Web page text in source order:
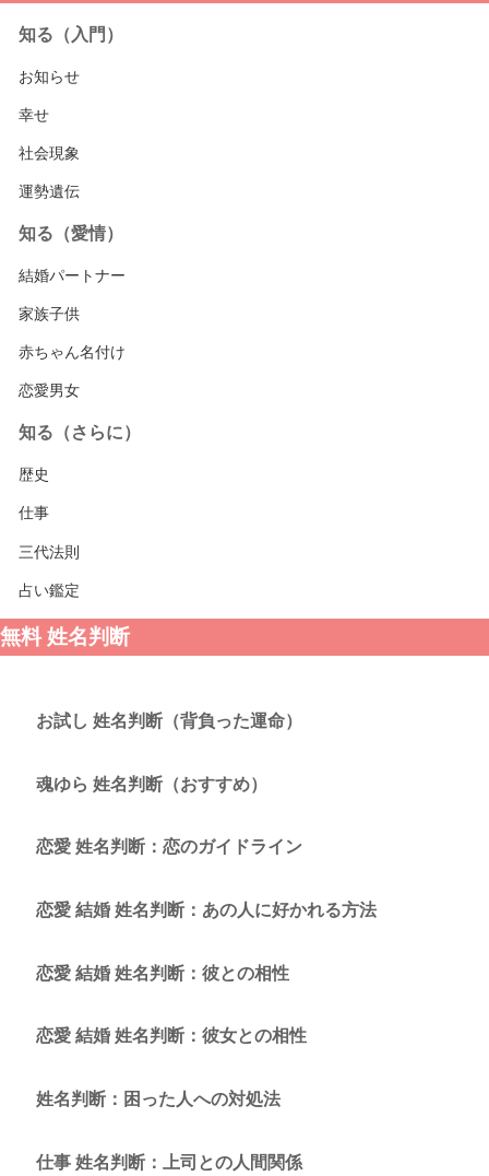
知る（入門）
お知らせ
幸せ
社会現象
運勢遺伝
知る（愛情）
結婚パートナー
家族子供
赤ちゃん名付け
恋愛男女
知る（さらに）
歴史
仕事
三代法則
占い鑑定
無料 姓名判断
お試し 姓名判断（背負った運命）
魂ゆら 姓名判断（おすすめ）
恋愛 姓名判断：恋のガイドライン
恋愛 結婚 姓名判断：あの人に好かれる方法
恋愛 結婚 姓名判断：彼との相性
恋愛 結婚 姓名判断：彼女との相性
姓名判断：困った人への対処法
仕事 姓名判断：上司との人間関係